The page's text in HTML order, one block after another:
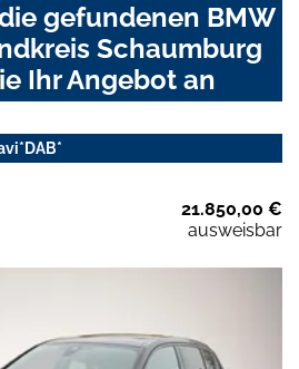
gefundenen BMW
Schaumburg
Ihr Angebot an
21.850,00 €
ausweisbar